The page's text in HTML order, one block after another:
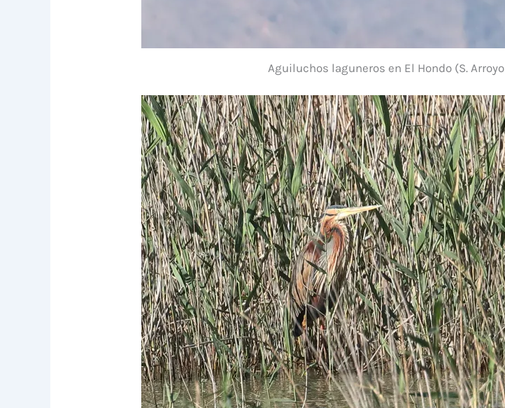
Aguiluchos laguneros en El Hondo (S. Arroyo